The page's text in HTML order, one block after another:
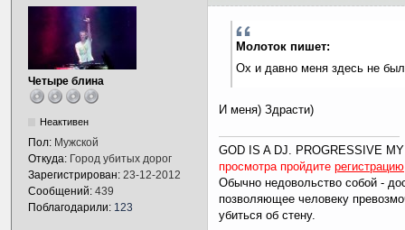
Четыре блина
Неактивен
Пол: Мужской
Откуда: Город убитых дорог
Зарегистрирован: 23-12-2012
Сообщений: 439
Поблагодарили: 123
Молоток пишет:
Ох и давно меня здесь не
И меня) Здрасти)
GOD IS A DJ. PROGRESSIVE
просмотра пройдите регистрацию
Обычно недовольство собой -
позволяющее человеку
убиться об стену.